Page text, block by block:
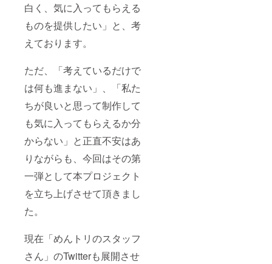
白く、気に入ってもらえる
ものを提供したい」と、考
えております。
ただ、「考えているだけで
は何も進まない」、「私た
ちが良いと思って制作して
も気に入ってもらえるか分
からない」と正直不安はあ
りながらも、今回はその第
一弾として本プロジェクト
を立ち上げさせて頂きまし
た。
現在「めんトリのスタッフ
さん」のTwitterも展開させ